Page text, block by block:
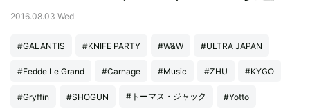
2016.08.03 Wed
#GALANTIS #KNIFE PARTY #W&W #ULTRA JAPAN
#Fedde Le Grand #Carnage #Music #ZHU #KYGO
#Gryffin #SHOGUN #トーマス・ジャック #Yotto